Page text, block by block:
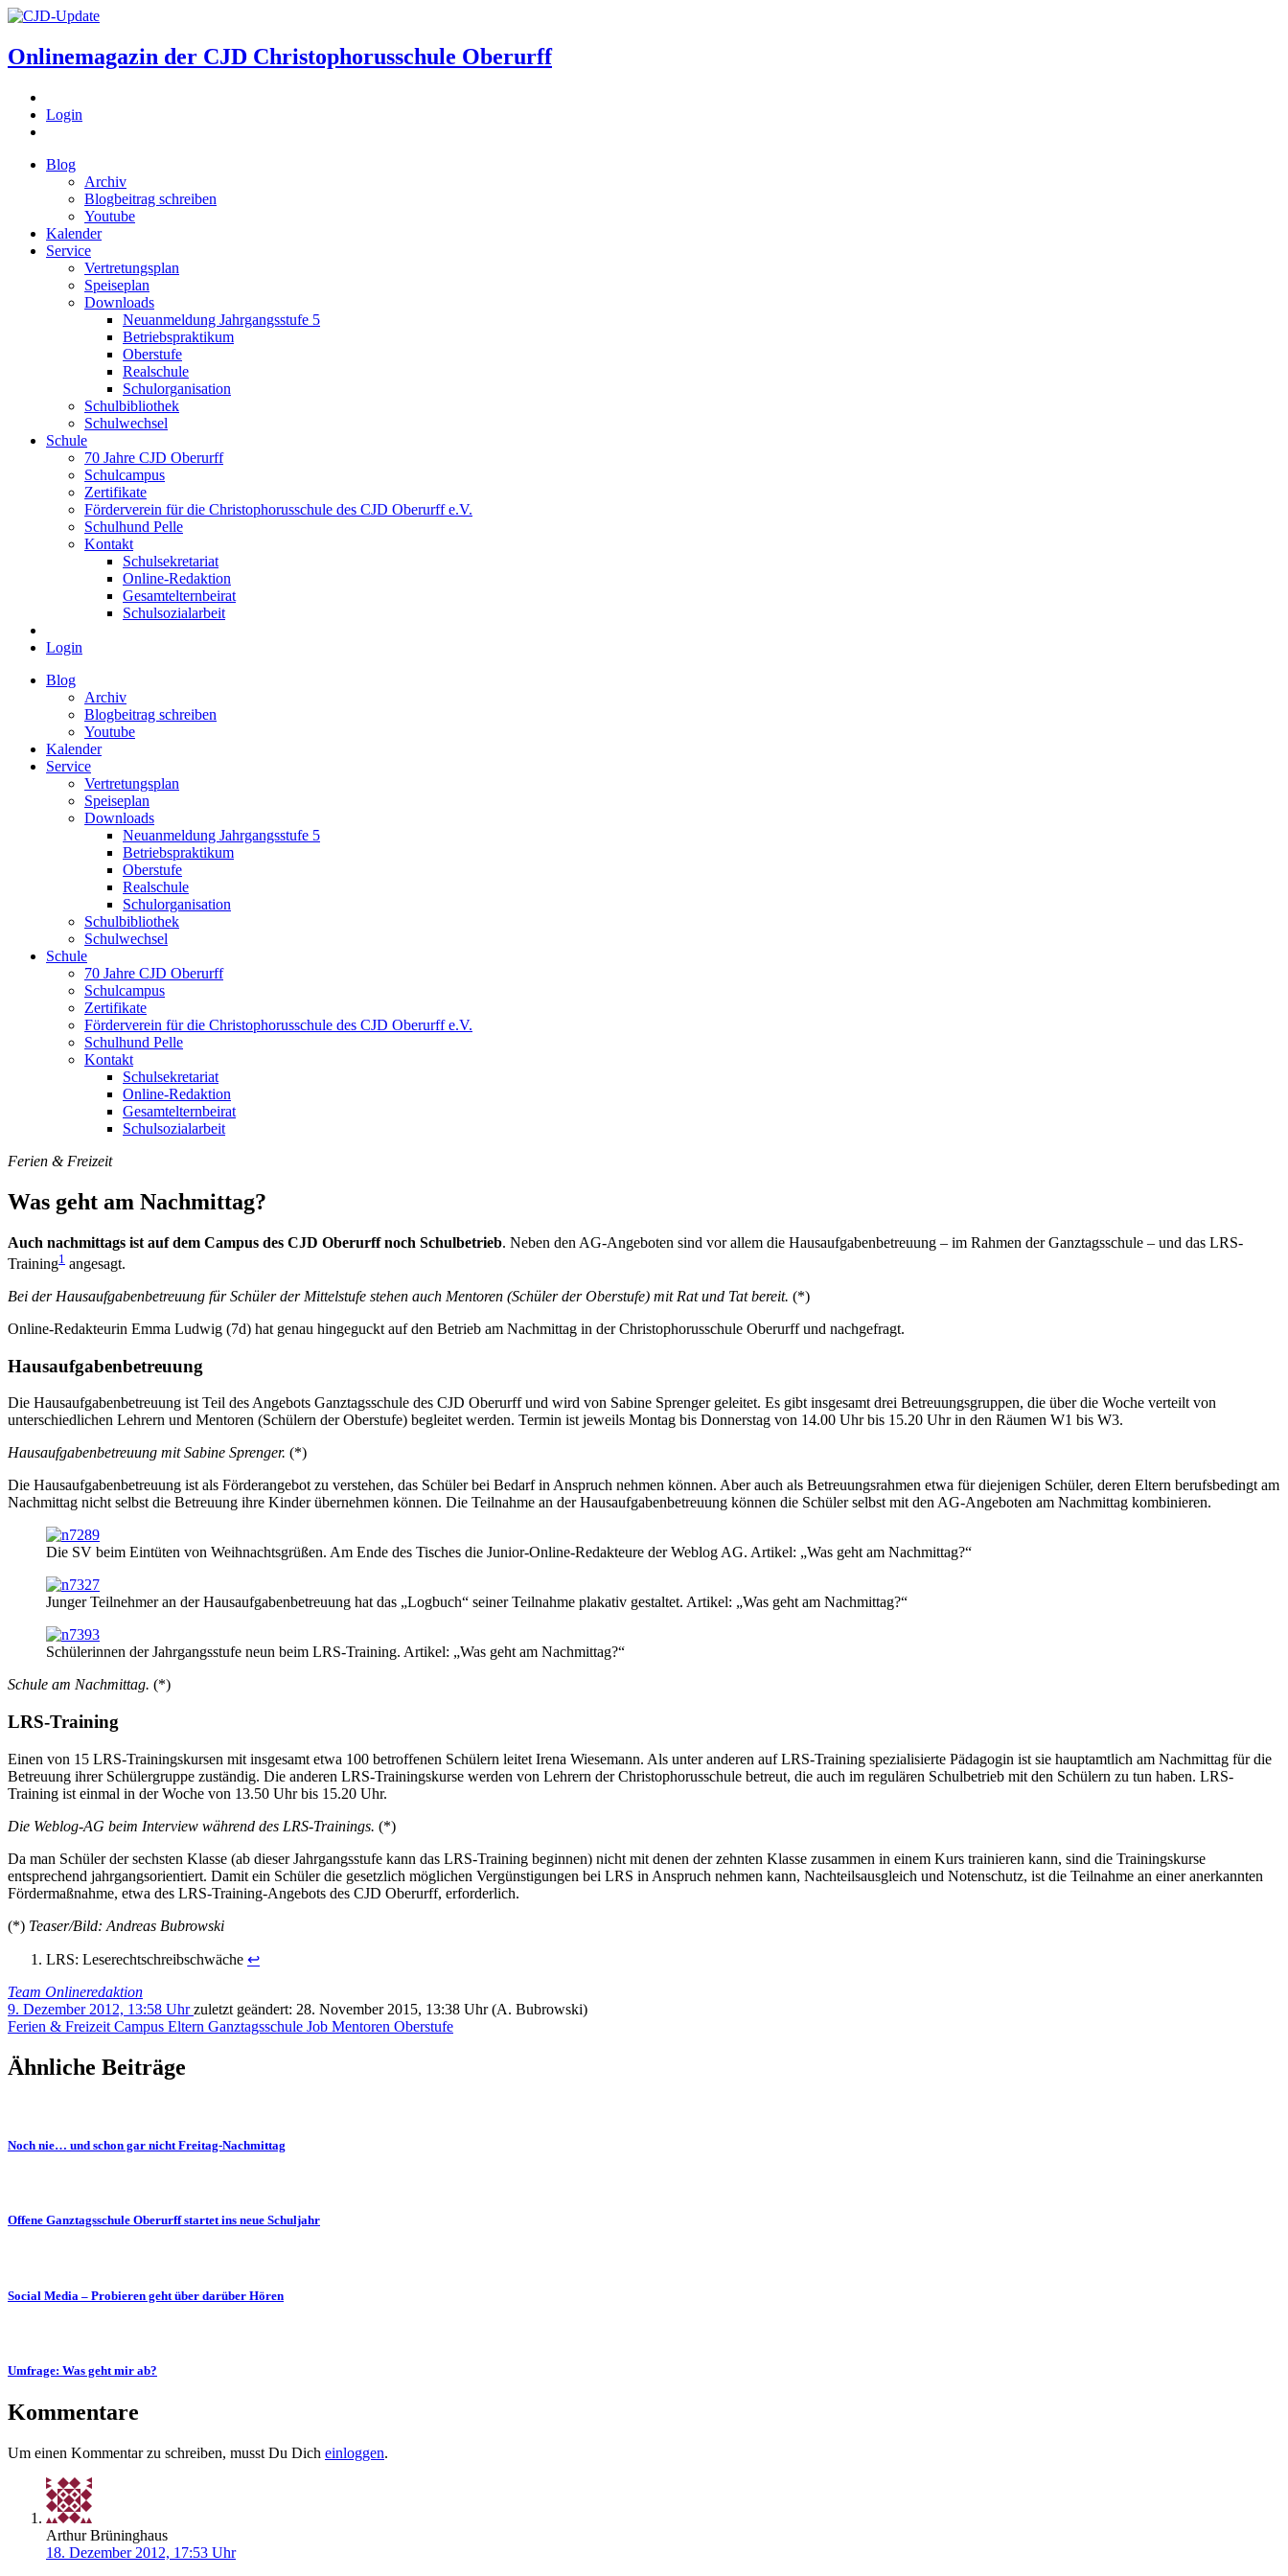
Onlinemagazin der CJD Christophorusschule Oberurff
Login
Blog
Archiv
Blogbeitrag schreiben
Youtube
Kalender
Service
Vertretungsplan
Speiseplan
Downloads
Neuanmeldung Jahrgangsstufe 5
Betriebspraktikum
Oberstufe
Realschule
Schulorganisation
Schulbibliothek
Schulwechsel
Schule
70 Jahre CJD Oberurff
Schulcampus
Zertifikate
Förderverein für die Christophorusschule des CJD Oberurff e.V.
Schulhund Pelle
Kontakt
Schulsekretariat
Online-Redaktion
Gesamtelternbeirat
Schulsozialarbeit
Login
Blog
Archiv
Blogbeitrag schreiben
Youtube
Kalender
Service
Vertretungsplan
Speiseplan
Downloads
Neuanmeldung Jahrgangsstufe 5
Betriebspraktikum
Oberstufe
Realschule
Schulorganisation
Schulbibliothek
Schulwechsel
Schule
70 Jahre CJD Oberurff
Schulcampus
Zertifikate
Förderverein für die Christophorusschule des CJD Oberurff e.V.
Schulhund Pelle
Kontakt
Schulsekretariat
Online-Redaktion
Gesamtelternbeirat
Schulsozialarbeit
Ferien & Freizeit
Was geht am Nachmittag?
Auch nachmittags ist auf dem Campus des CJD Oberurff noch Schulbetrieb. Neben den AG-Angeboten sind vor allem die Hausaufgabenbetreuung – im Rahmen der Ganztagsschule – und das LRS-
Training1 angesagt.
Bei der Hausaufgabenbetreuung für Schüler der Mittelstufe stehen auch Mentoren (Schüler der Oberstufe) mit Rat und Tat bereit. (*)
Online-Redakteurin Emma Ludwig (7d) hat genau hingeguckt auf den Betrieb am Nachmittag in der Christophorusschule Oberurff und nachgefragt.
Hausaufgabenbetreuung
Die Hausaufgabenbetreuung ist Teil des Angebots Ganztagsschule des CJD Oberurff und wird von Sabine Sprenger geleitet. Es gibt insgesamt drei Betreuungsgruppen, die über die Woche verteilt von
unterschiedlichen Lehrern und Mentoren (Schülern der Oberstufe) begleitet werden. Termin ist jeweils Montag bis Donnerstag von 14.00 Uhr bis 15.20 Uhr in den Räumen W1 bis W3.
Hausaufgabenbetreuung mit Sabine Sprenger. (*)
Die Hausaufgabenbetreuung ist als Förderangebot zu verstehen, das Schüler bei Bedarf in Anspruch nehmen können. Aber auch als Betreuungsrahmen etwa für diejenigen Schüler, deren Eltern berufsbedingt am
Nachmittag nicht selbst die Betreuung ihre Kinder übernehmen können. Die Teilnahme an der Hausaufgabenbetreuung können die Schüler selbst mit den AG-Angeboten am Nachmittag kombinieren.
Die SV beim Eintüten von Weihnachtsgrüßen. Am Ende des Tisches die Junior-Online-Redakteure der Weblog AG. Artikel: „Was geht am Nachmittag?“
Junger Teilnehmer an der Hausaufgabenbetreuung hat das „Logbuch“ seiner Teilnahme plakativ gestaltet. Artikel: „Was geht am Nachmittag?“
Schülerinnen der Jahrgangsstufe neun beim LRS-Training. Artikel: „Was geht am Nachmittag?“
Schule am Nachmittag. (*)
LRS-Training
Einen von 15 LRS-Trainingskursen mit insgesamt etwa 100 betroffenen Schülern leitet Irena Wiesemann. Als unter anderen auf LRS-Training spezialisierte Pädagogin ist sie hauptamtlich am Nachmittag für die
Betreuung ihrer Schülergruppe zuständig. Die anderen LRS-Trainingskurse werden von Lehrern der Christophorusschule betreut, die auch im regulären Schulbetrieb mit den Schülern zu tun haben. LRS-
Training ist einmal in der Woche von 13.50 Uhr bis 15.20 Uhr.
Die Weblog-AG beim Interview während des LRS-Trainings. (*)
Da man Schüler der sechsten Klasse (ab dieser Jahrgangsstufe kann das LRS-Training beginnen) nicht mit denen der zehnten Klasse zusammen in einem Kurs trainieren kann, sind die Trainingskurse
entsprechend jahrgangsorientiert. Damit ein Schüler die gesetzlich möglichen Vergünstigungen bei LRS in Anspruch nehmen kann, Nachteilsausgleich und Notenschutz, ist die Teilnahme an einer anerkannten
Fördermaßnahme, etwa des LRS-Training-Angebots des CJD Oberurff, erforderlich.
(*) Teaser/Bild: Andreas Bubrowski
LRS: Leserechtschreibschwäche ↩
Team Onlineredaktion
9. Dezember 2012, 13:58 Uhrzuletzt geändert: 28. November 2015, 13:38 Uhr(A. Bubrowski)
Ferien & Freizeit Campus Eltern Ganztagsschule Job Mentoren Oberstufe
Ähnliche Beiträge
Noch nie… und schon gar nicht Freitag-Nachmittag
Offene Ganztagsschule Oberurff startet ins neue Schuljahr
Social Media – Probieren geht über darüber Hören
Umfrage: Was geht mir ab?
Kommentare
Um einen Kommentar zu schreiben, musst Du Dich einloggen.
Arthur Brüninghaus
18. Dezember 2012, 17:53 Uhr